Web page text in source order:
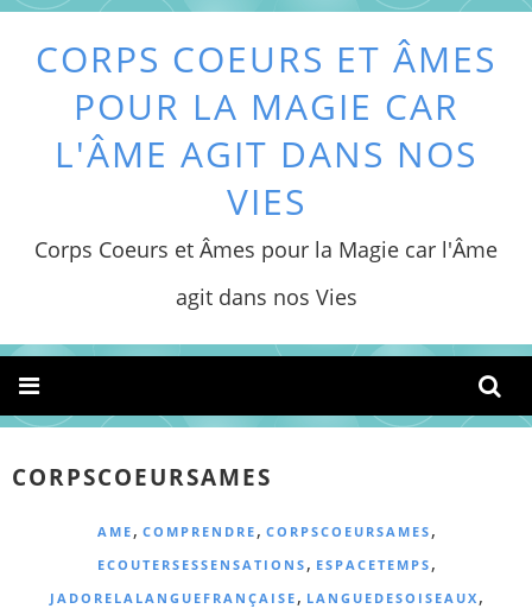
CORPS COEURS ET ÂMES
POUR LA MAGIE CAR
L'ÂME AGIT DANS NOS
VIES
Corps Coeurs et Âmes pour la Magie car l'Âme
agit dans nos Vies
CORPSCOEURSAMES
AME, COMPRENDRE, CORPSCOEURSAMES,
ECOUTERSESSENSATIONS, ESPACETEMPS,
JADORELALANGUEFRANÇAISE, LANGUEDESOISEAUX,